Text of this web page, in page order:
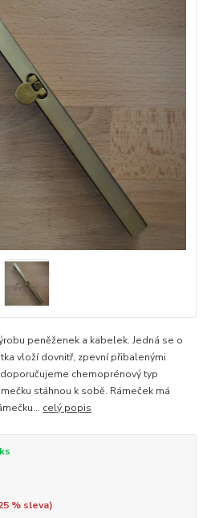
peněženek a kabelek. Jedná se o
vloží dovnitř, zpevní přibalenými
chemoprénový typ
stáhnou k sobě. Rámeček má
celý popis
% sleva)